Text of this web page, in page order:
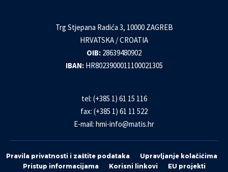
Trg Stjepana Radića 3, 10000 ZAGREB
HRVATSKA / CROATIA
OIB: 28639480902
IBAN: HR8023900011100021305
tel: (+385 1) 61 15 116
fax: (+385 1) 61 11 522
E-mail: hmi-info@matis.hr
Pravila privatnosti i zaštite podataka
Upravljanje kolačićima
Pristup informacijama
Korisni linkovi EU projekti